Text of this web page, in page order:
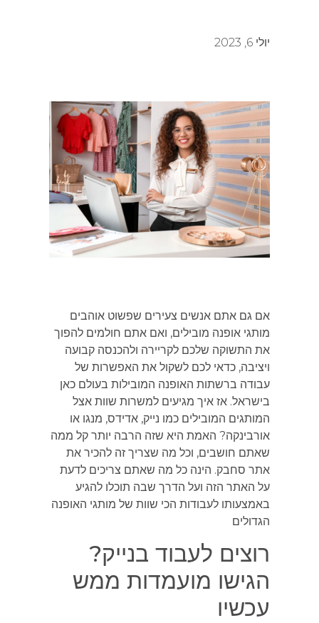
אם גם אתם אנשים צעירים שפשוט אוהבים
מותגי אופנה מובילים, ואם אתם חולמים להפוך
את התשוקה שלכם לקריירה ולהכנסה קבועה
ויציבה, כדאי לכם לשקול את האפשרות של
עבודה ברשתות האופנה המובילות בעולם כאן
בישראל. אז איך מגיעים למשרות שוות אצל
המותגים המובילים כמו נייק, אדידס, מנגו או
אורבינקה? האמת היא שזה הרבה יותר קל ממה
שאתם חושבים, וכל מה שצריך זה להכיר את
אתר סחבק. הינה כל מה שאתם צריכים לדעת
על האתר הזה ועל הדרך שבה תוכלו להגיע
באמצעותו לעבודות הכי שוות של מותגי האופנה
הגדולים
רוצים לעבוד בנייק?
הגישו מועמדות ממש
עכשיו